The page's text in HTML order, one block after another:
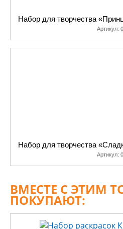
Набор для творчества
Артикул:
Набор для творчества
Артикул:
ВМЕСТЕ С ЭТИМ
ПОКУПАЮТ: